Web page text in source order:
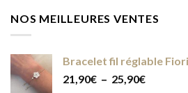
NOS MEILLEURES VENTES
Bracelet fil réglable Fiori
21,90€ – 25,90€Plage